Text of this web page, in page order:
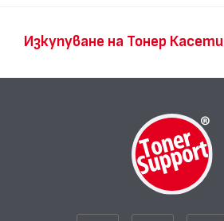
Изкупуване на Тонер Касети